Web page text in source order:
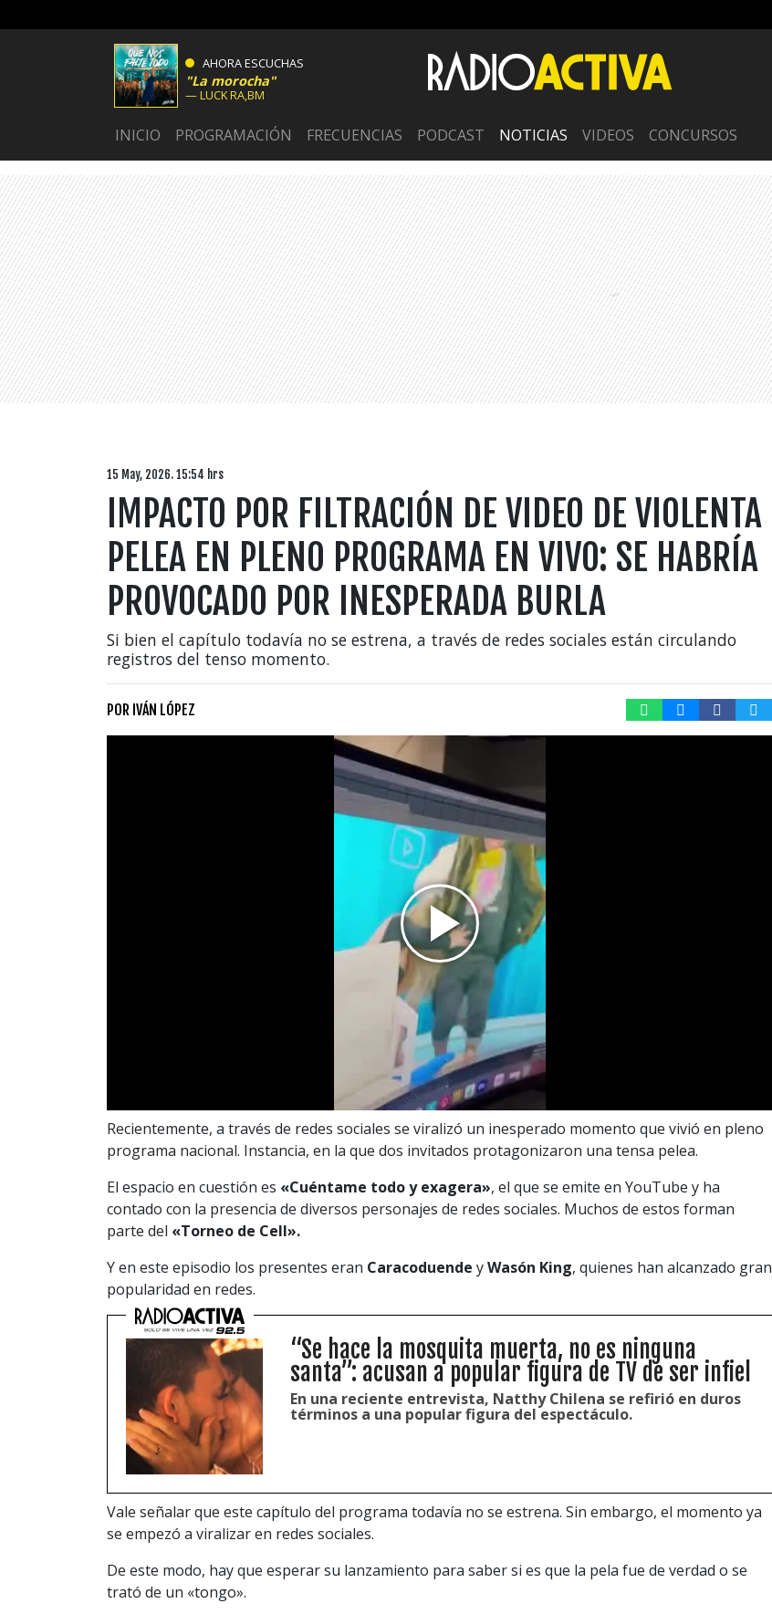
AHORA ESCUCHAS
La morocha
LUCK RA,BM
INICIO PROGRAMACIÓN FRECUENCIAS PODCAST NOTICIAS VIDEOS CONCURSOS
15 May, 2026. 15:54 hrs
IMPACTO POR FILTRACIÓN DE VIDEO DE VIOLENTA
PELEA EN PLENO PROGRAMA EN VIVO: SE HABRÍA
PROVOCADO POR INESPERADA BURLA
Si bien el capítulo todavía no se estrena, a través de redes sociales están circulando
registros del tenso momento.
POR IVÁN LÓPEZ
Recientemente, a través de redes sociales se viralizó un inesperado momento que vivió en pleno
programa nacional. Instancia, en la que dos invitados protagonizaron una tensa pelea.
El espacio en cuestión es «Cuéntame todo y exagera», el que se emite en YouTube y ha
contado con la presencia de diversos personajes de redes sociales. Muchos de estos forman
parte del «Torneo de Cell».
Y en este episodio los presentes eran Caracoduende yWasón King, quienes han alcanzado gran
popularidad en redes.
“Se hace la mosquita muerta, no es ninguna
santa”: acusan a popular figura de TV de ser infiel
En una reciente entrevista, Natthy Chilena se refirió en duros
términos a una popular figura del espectáculo.
Vale señalar que este capítulo del programa todavía no se estrena. Sin embargo, el momento ya
se empezó a viralizar en redes sociales.
De este modo, hay que esperar su lanzamiento para saber si es que la pela fue de verdad o se
trató de un «tongo».